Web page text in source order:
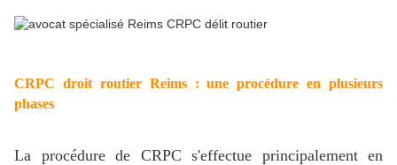
CRPC droit routier Reims : une procédure en plusieurs
phases
La procédure de CRPC s'effectue principalement en